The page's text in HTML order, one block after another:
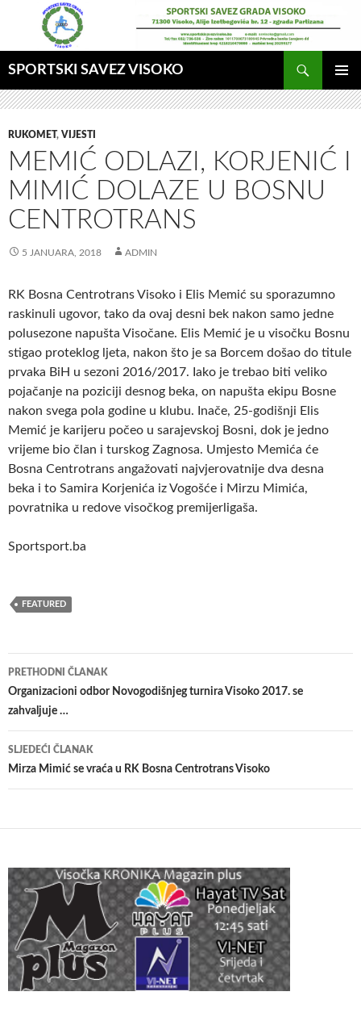
SPORTSKI SAVEZ VISOKO
GLAVNI
MENI
RUKOMET, VIJESTI
MEMIĆ ODLAZI, KORJENIĆ I
MIMIĆ DOLAZE U BOSNU
CENTROTRANS
5 JANUARA, 2018 ADMIN
RK Bosna Centrotrans Visoko i Elis Memić su sporazumno
raskinuli ugovor, tako da ovaj desni bek nakon samo jedne
polusezone napušta Visočane. Elis Memić je u visočku Bosnu
stigao proteklog ljeta, nakon što je sa Borcem došao do titule
prvaka BiH u sezoni 2016/2017. Iako je trebao biti veliko
pojačanje na poziciji desnog beka, on napušta ekipu Bosne
nakon svega pola godine u klubu. Inače, 25-godišnji Elis
Memić je karijeru počeo u sarajevskoj Bosni, dok je jedno
vrijeme bio član i turskog Zagnosa. Umjesto Memića će
Bosna Centrotrans angažovati najvjerovatnije dva desna
beka i to Samira Korjenića iz Vogošće i Mirzu Mimića,
povratnika u redove visočkog premijerligaša.
Sportsport.ba
FEATURED
Navigacija
članaka
PRETHODNI ČLANAK
Organizacioni odbor Novogodišnjeg turnira Visoko 2017. se
zahvaljuje …
SLJEDEĆI ČLANAK
Mirza Mimić se vraća u RK Bosna Centrotrans Visoko